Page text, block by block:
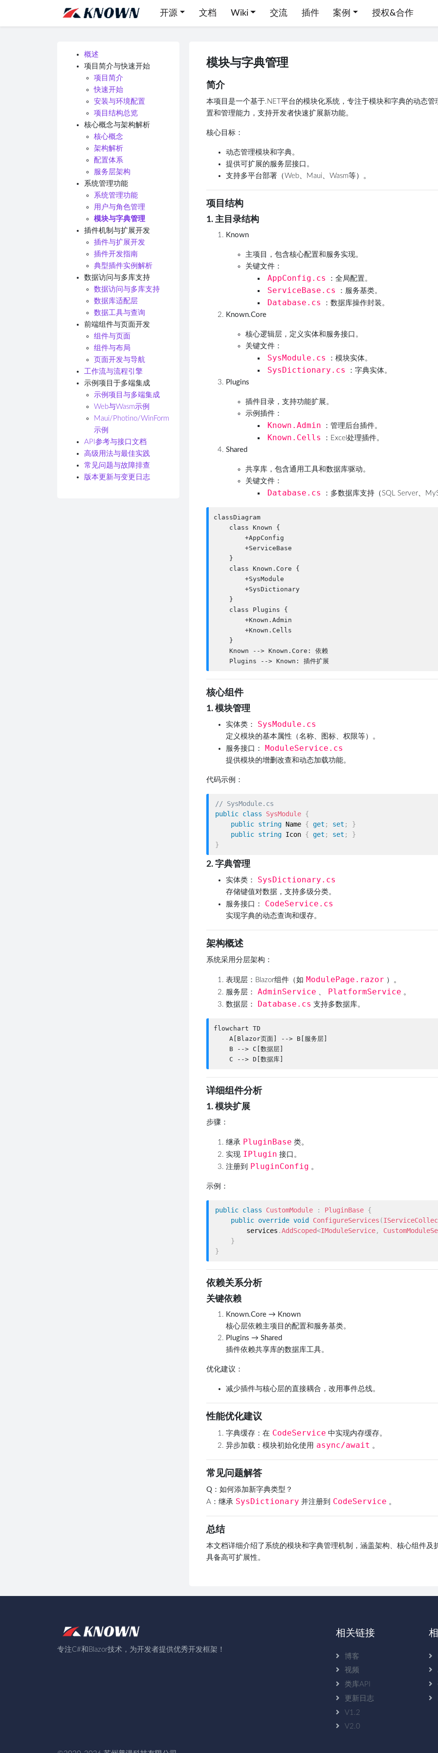
开源 文档 Wiki 交流 插件 案例 授权&合作
概述
项目简介与快速开始
项目简介
快速开始
安装与环境配置
项目结构总览
核心概念与架构解析
核心概念
架构解析
配置体系
服务层架构
系统管理功能
系统管理功能
用户与角色管理
模块与字典管理
插件机制与扩展开发
插件与扩展开发
插件开发指南
典型插件实例解析
数据访问与多库支持
数据访问与多库支持
数据库适配层
数据工具与查询
前端组件与页面开发
组件与页面
组件与布局
页面开发与导航
工作流与流程引擎
示例项目于多端集成
示例项目与多端集成
Web与Wasm示例
Maui/Photino/WinForm
示例
API参考与接口文档
高级用法与最佳实践
常见问题与故障排查
版本更新与变更日志
模块与字典管理
简介
本项目是一个基于.NET平台的模块化系统，专注于模块和字典的动态
置和管理能力，支持开发者快速扩展新功能。
核心目标 ：
动态管理模块和字典。
提供可扩展的服务层接口。
支持多平台部署（Web、Maui、Wasm等）。
项目结构
1. 主目录结构
Known
主项目，包含核心配置和服务实现。
关键文件：
AppConfig.cs ：全局配置。
ServiceBase.cs ：服务基类。
Database.cs
：数据库操作封装。
Known.Core
核心逻辑层，定义实体和服务接口。
关键文件：
SysModule.cs ：模块实体。
SysDictionary.cs
：字典实体。
Plugins
插件目录，支持功能扩展。
示例插件：
Known.Admin ：管理后台插件。
Known.Cells
：Excel处理插件。
Shared
共享库，包含通用工具和数据库驱动。
关键文件：
Database.cs ：多数据库支持（SQL Server、
classDiagram
    class Known {
        +AppConfig
        +ServiceBase
    }
    class Known.Core {
        +SysModule
        +SysDictionary
    }
    class Plugins {
        +Known.Admin
        +Known.Cells
    }
    Known --> Known.Core: 依赖
核心组件
1. 模块管理
实体类 ： SysModule.cs
定义模块的基本属性（名称、图标、权限等）。
服务接口 ： ModuleService.cs
提供模块的增删改查和动态加载功能。
代码示例 ：
// SysModule.cs
public class SysModule {
public string Name { get ; set ;
}
public string Icon { get ; set ;
}
}
2. 字典管理
实体类 ： SysDictionary.cs
存储键值对数据，支持多级分类。
服务接口 ： CodeService.cs
实现字典的动态查询和缓存。
架构概述
系统采用分层架构：
表现层 ：Blazor组件（如 ModulePage.razor ）。
服务层 ： AdminService PlatformService 。
数据层 ： Database.cs 支持多数据库。
flowchart TD
    A[Blazor页面] --> B[服务层]
    B --> C[数据层]
详细组件分析
1. 模块扩展
步骤 ：
继承 PluginBase 类。
实现 IPlugin 接口。
注册到
PluginConfig 。
示例 ：
public class CustomModule : PluginBase {
public override void ConfigureServices (
        services
.AddScoped<IModuleService,
}
}
依赖关系分析
关键依赖
Known.Core → Known
核心层依赖主项目的配置和服务基类。
Plugins → Shared
插件依赖共享库的数据库工具。
优化建议 ：
减少插件与核心层的直接耦合，改用事件总线。
性能优化建议
字典缓存 ：在 CodeService 中实现内存缓存。
异步加载 ：模块初始化使用 async/await 。
常见问题解答
Q：如何添加新字典类型？
A：继承 SysDictionary 并注册到 CodeService 。
总结
本文档详细介绍了系统的模块和字典管理机制，涵盖架构、核心组件
具备高可扩展性。
专注C#和Blazor技术，为开发者提供优秀开发框架！
相关链接
博客
视频
类库API
更新日志
V1.2
V2.0